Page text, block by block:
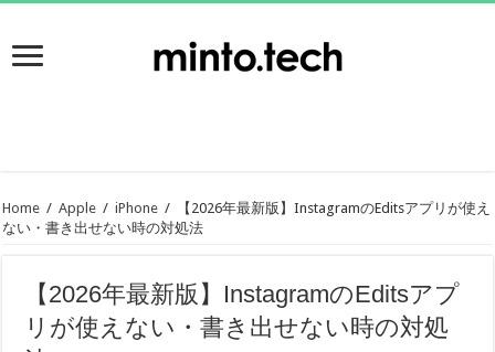
Home / Apple / iPhone /
【2026年最新版】InstagramのEditsアプリが使え
ない・書き出せない時の対処法
【2026年最新版】InstagramのEditsアプ
リが使えない・書き出せない時の対処